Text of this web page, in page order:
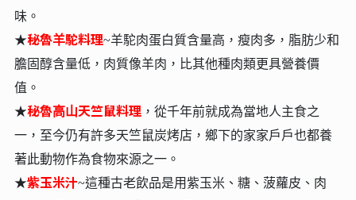
味。
★秘魯⽺駝料理~⽺駝⾁蛋⽩質含量⾼，瘦⾁多，脂肪少和
膽固醇含量低，⾁質像⽺⾁，比其他種⾁類更具營養價
值。
★秘魯⾼⼭天竺鼠料理，從千年前就成為當地⼈主食之
⼀，⾄今仍有許多天竺鼠炭烤店，鄉下的家家⼾⼾也都養
著此動物作為食物來源之⼀。
★紫玉米汁~這種古老飲品是⽤紫⽟米、糖、菠蘿⽪、⾁